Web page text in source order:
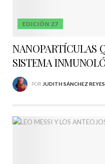
EDICIÓN 27
NANOPARTÍCULAS
SISTEMA
POR JUDITH SÁNCHEZ REYES